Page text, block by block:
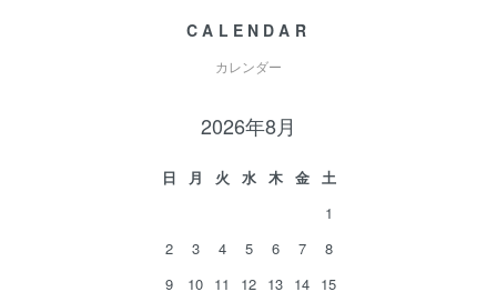
CALENDAR
カレンダー
2026年8月
日 月 火 水 木 金
土
1
2
3 4 5 6 7
8
9
10 11 12 13 14 15